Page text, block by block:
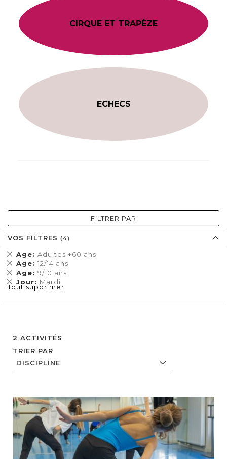
CIRQUE ET TRAPÈZE
ECHECS
2 ACTIVITÉS
TRIER PAR
FILTRER PAR
VOS FILTRES
Age Adultes +60 ans
Supprimer
cet
Élément
Age 12/14 ans
Supprimer
cet
Élément
Age 9/10 ans
Supprimer
cet
Élément
Jour Mardi
Supprimer
cet
Tout supprimer